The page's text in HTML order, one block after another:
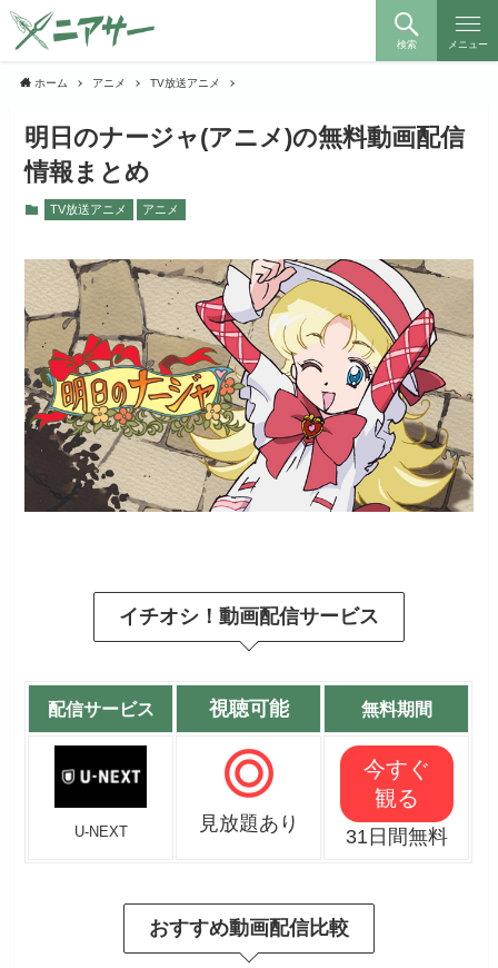
検索 メニュー
ホーム アニメ TV放送アニメ
明日のナージャ(アニメ)の無料動画配信
情報まとめ
TV放送アニメ アニメ
イチオシ！動画配信サービス
配信サービス 視聴可能 無料期間
U-NEXT 見放題あり
今すぐ
観る
31日間無料
おすすめ動画配信比較